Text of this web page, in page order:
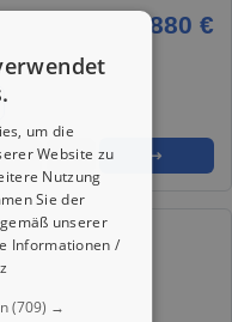
880 €
★ ➦ ➜
um die
Website zu
Nutzung
Sie der
unserer
Informationen /
(709) →